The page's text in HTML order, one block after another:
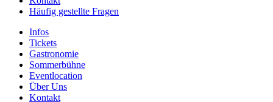
Häufig gestellte Fragen
Infos
Tickets
Gastronomie
Sommerbühne
Eventlocation
Über Uns
Kontakt